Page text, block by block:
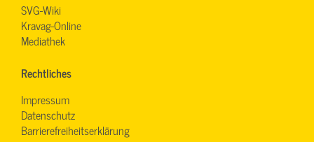
SVG-Wiki
Kravag-Online
Mediathek
Rechtliches
Impressum
Datenschutz
Barrierefreiheitserklärung